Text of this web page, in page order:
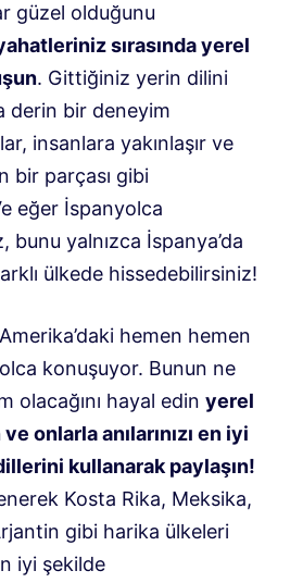
güzel olduğunu
sırasında yerel
. Gittiğiniz yerin dilini
derin bir deneyim
insanlara yakınlaşır ve
bir parçası gibi
eğer İspanyolca
bunu yalnızca İspanya’da
ülkede hissedebilirsiniz!
hemen hemen
konuşuyor. Bunun ne
olacağını hayal edin yerel
onlarla anılarınızı en iyi
kullanarak paylaşın!
Kosta Rika, Meksika,
gibi harika ülkeleri
iyi şekilde